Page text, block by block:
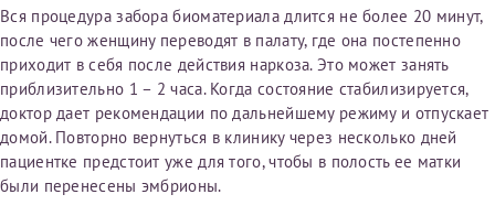
Вся процедура забора биоматериала длится не более 20 минут,
после чего женщину переводят в палату, где она постепенно
приходит в себя после действия наркоза. Это может занять
приблизительно 1 – 2 часа. Когда состояние стабилизируется,
доктор дает рекомендации по дальнейшему режиму и отпускает
домой. Повторно вернуться в клинику через несколько дней
пациентке предстоит уже для того, чтобы в полость ее матки
были перенесены эмбрионы.